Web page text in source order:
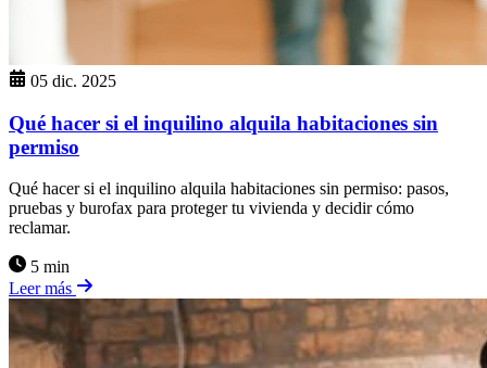
05 dic. 2025
Qué hacer si el inquilino alquila habitaciones sin
permiso
Qué hacer si el inquilino alquila habitaciones sin permiso: pasos,
pruebas y burofax para proteger tu vivienda y decidir cómo
reclamar.
5 min
Leer más